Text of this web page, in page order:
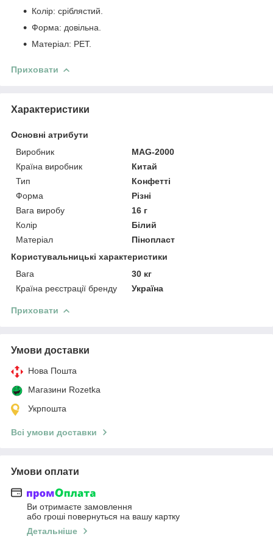
Колір: сріблястий.
Форма: довільна.
Матеріал: PET.
Приховати
Характеристики
Основні атрибути
Виробник
MAG-2000
Країна виробник
Китай
Тип
Конфетті
Форма
Різні
Вага виробу
16 г
Колір
Білий
Матеріал
Пінопласт
Користувальницькі характеристики
Вага
30 кг
Країна реєстрації бренду
Україна
Приховати
Умови доставки
Нова Пошта
Магазини Rozetka
Укрпошта
Всі умови доставки
Умови оплати
Ви отримаєте замовлення
або гроші повернуться на вашу картку
Детальніше